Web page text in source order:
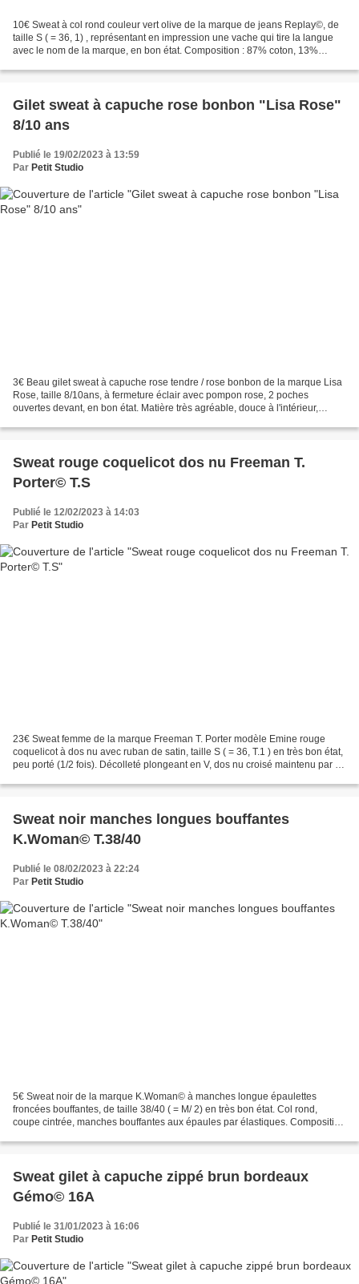
10€ Sweat à col rond couleur vert olive de la marque de jeans Replay©, de
taille S ( = 36, 1) , représentant en impression une vache qui tire la langue
avec le nom de la marque, en bon état. Composition : 87% coton, 13%
Gilet sweat à capuche rose bonbon "Lisa Rose"
8/10 ans
Publié le 19/02/2023 à 13:59
Par Petit Studio
3€ Beau gilet sweat à capuche rose tendre / rose bonbon de la marque Lisa
Rose, taille 8/10ans, à fermeture éclair avec pompon rose, 2 poches
ouvertes devant, en bon état. Matière très agréable, douce à l'intérieur,
Sweat rouge coquelicot dos nu Freeman T.
Porter© T.S
Publié le 12/02/2023 à 14:03
Par Petit Studio
23€ Sweat femme de la marque Freeman T. Porter modèle Emine rouge
coquelicot à dos nu avec ruban de satin, taille S ( = 36, T.1 ) en très bon état,
peu porté (1/2 fois). Décolleté plongeant en V, dos nu croisé maintenu par un
Sweat noir manches longues bouffantes
K.Woman© T.38/40
Publié le 08/02/2023 à 22:24
Par Petit Studio
5€ Sweat noir de la marque K.Woman© à manches longue épaulettes
froncées bouffantes, de taille 38/40 ( = M/ 2) en très bon état. Col rond,
coupe cintrée, manches bouffantes aux épaules par élastiques. Composition
Sweat gilet à capuche zippé brun bordeaux
Gémo© 16A
Publié le 31/01/2023 à 16:06
Par Petit Studio